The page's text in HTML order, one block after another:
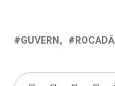
GUVERN ROCADĂ